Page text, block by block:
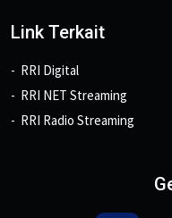
Link Terkait
RRI Digital
RRI NET Streaming
RRI Radio Streaming